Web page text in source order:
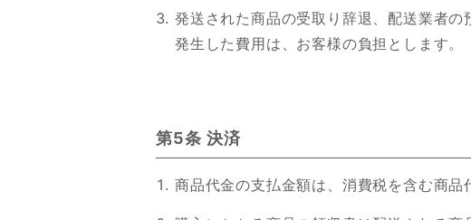
発送された商品の受取り辞退、配送業者
発生した費用は、お客様の負担とします。
第5条 決済
商品代金の支払金額は、消費税を含む商品